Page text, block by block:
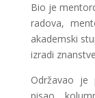
Bio je
radova,
akademski
izradi
Održavao je